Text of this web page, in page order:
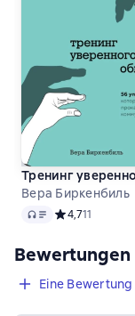
Тренинг
Вера Биркенбиль
Audio Средний
4,711
Bewertungen
Eine